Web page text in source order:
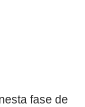
fase de